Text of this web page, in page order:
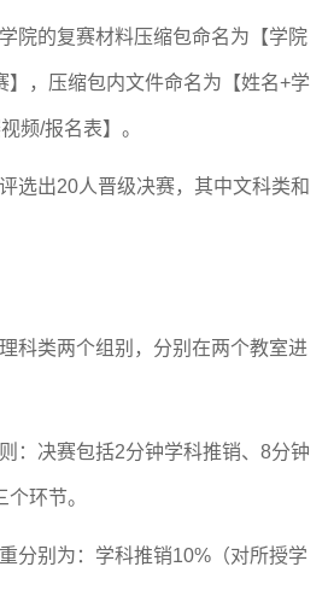
院的复赛材料压缩包命名为【学院
】，压缩包内文件命名为【姓名+学
频/报名表】。
选出20人晋级决赛，其中文科类和
科类两个组别，分别在两个教室进
：决赛包括2分钟学科推销、8分钟
环节。
分别为：学科推销10%（对所授学